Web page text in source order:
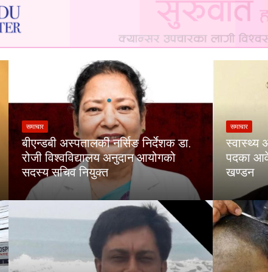
समाचार
बीएन्डबी अस्पतालकी नर्सिङ निर्देशक डा.
रोजी विश्वविद्यालय अनुदान आयोगको
सदस्य सचिव नियुक्त
समाचार
स्वास्थ्य
पदका
खण्डन